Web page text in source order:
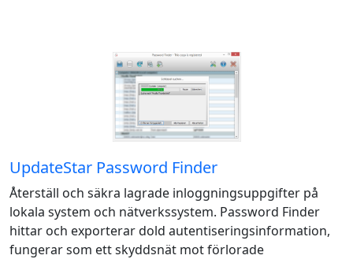
UpdateStar Password Finder
Återställ och säkra lagrade inloggningsuppgifter på
lokala system och nätverkssystem. Password Finder
hittar och exporterar dold autentiseringsinformation,
fungerar som ett skyddsnät mot förlorade